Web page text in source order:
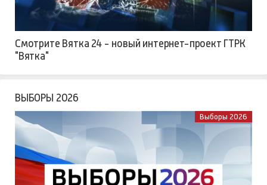
Смотрите Вятка 24 - новый интернет-проект ГТРК
"Вятка"
ВЫБОРЫ 2026
Выборы 2026